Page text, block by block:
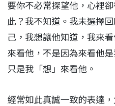
要你不必常探望他，心裡
此？我不知道。我未選擇
己，我想讓他知道，我來
來看他，不是因為來看他
只是我「想」來看他。
經常如此真誠一致的表達